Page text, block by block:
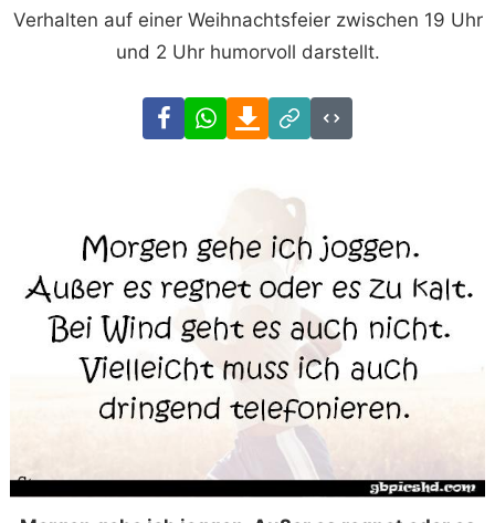
Verhalten auf einer Weihnachtsfeier zwischen 19 Uhr
und 2 Uhr humorvoll darstellt.
FacebookWhatsAppDownload
Link
Code